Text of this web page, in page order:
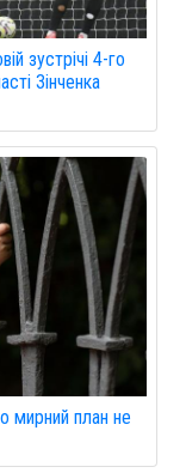
зустрічі 4-го
Зінченка
мирний план не